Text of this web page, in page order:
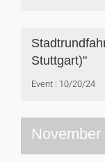
Stuttgart)"
Event 10/20/24
November